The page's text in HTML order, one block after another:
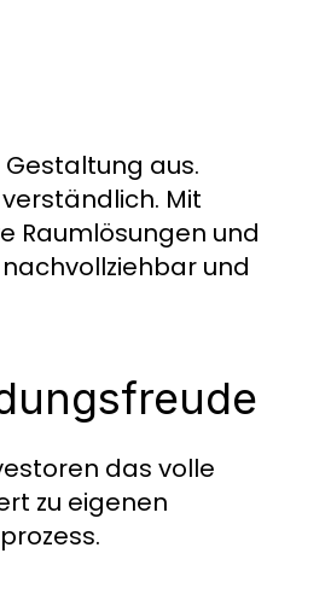
aus.
Mit
Raumlösungen und
und
das volle
zu eigenen